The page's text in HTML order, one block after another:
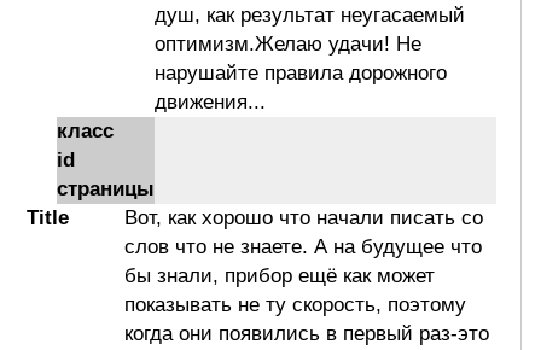
душ, как результат неугасаемый
оптимизм.Желаю удачи! Не
нарушайте правила дорожного
движения...
класс
id
страницы
Title
Вот, как хорошо что начали писать со
слов что не знаете. А на будущее что
бы знали, прибор ещё как может
показывать не ту скорость, поэтому
когда они появились в первый раз-это